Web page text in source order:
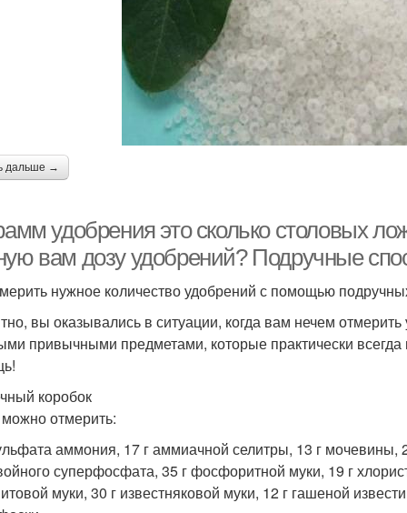
дальше →
удобрения это сколько столовых
вам дозу удобрений? Подручные
нужное количество удобрений с помощью
вы оказывались в ситуации, когда вам нечем
привычными предметами, которые практически
коробок
отмерить:
аммония, 17 г аммиачной селитры, 13 г мочевины,
суперфосфата, 35 г фосфоритной муки, 19 г
муки, 30 г известняковой муки, 12 г гашеной